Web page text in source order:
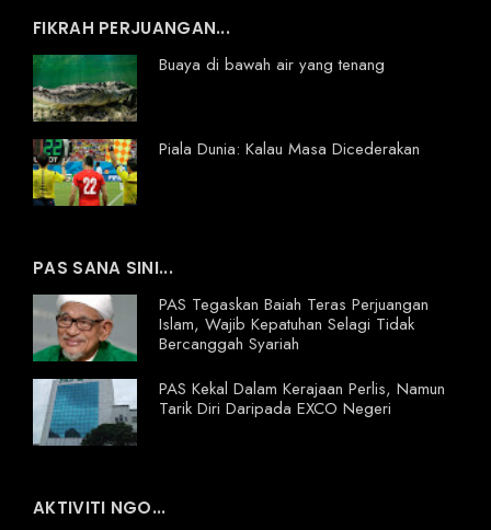
FIKRAH PERJUANGAN...
Buaya di bawah air yang tenang
Piala Dunia: Kalau Masa Dicederakan
PAS SANA SINI...
PAS Tegaskan Baiah Teras Perjuangan
Islam, Wajib Kepatuhan Selagi Tidak
Bercanggah Syariah
PAS Kekal Dalam Kerajaan Perlis, Namun
Tarik Diri Daripada EXCO Negeri
AKTIVITI NGO...